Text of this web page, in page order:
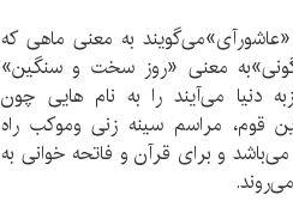
به معنی ماهی که
معنی «روز سخت و سنگین»
دنیا می‌آیند را به نام هایی چون
قوم، مراسم سینه زنی وموکب راه
و برای قرآن و فاتحه خوانی به